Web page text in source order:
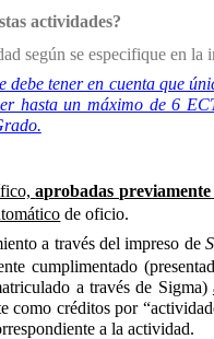
actividades?
según se especifique en
tener en cuenta que
hasta un máximo de 6
aprobadas previamente
de oficio.
a través del impreso de
cumplimentado
a través de Sigma)
como créditos por
a la actividad.